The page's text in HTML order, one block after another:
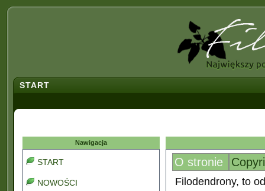
START
Nawigacja
START
NOWOŚCI
O stronie
Filodendrony, to